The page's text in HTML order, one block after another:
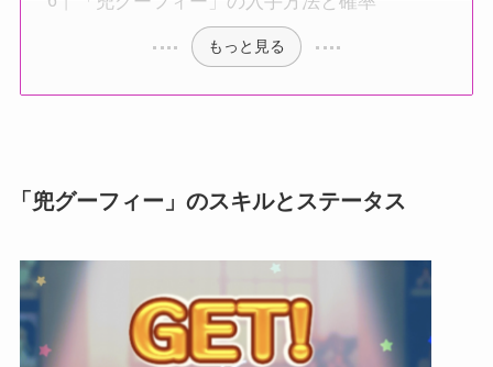
もっと見る
「兜グーフィー」のスキルとステータス